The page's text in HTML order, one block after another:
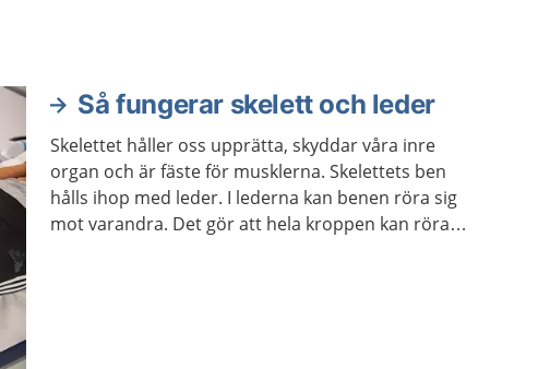
Så fungerar skelett och leder
Skelettet håller oss upprätta, skyddar våra inre
organ och är fäste för musklerna. Skelettets ben
hålls ihop med leder. I lederna kan benen röra sig
mot varandra. Det gör att hela kroppen kan röra